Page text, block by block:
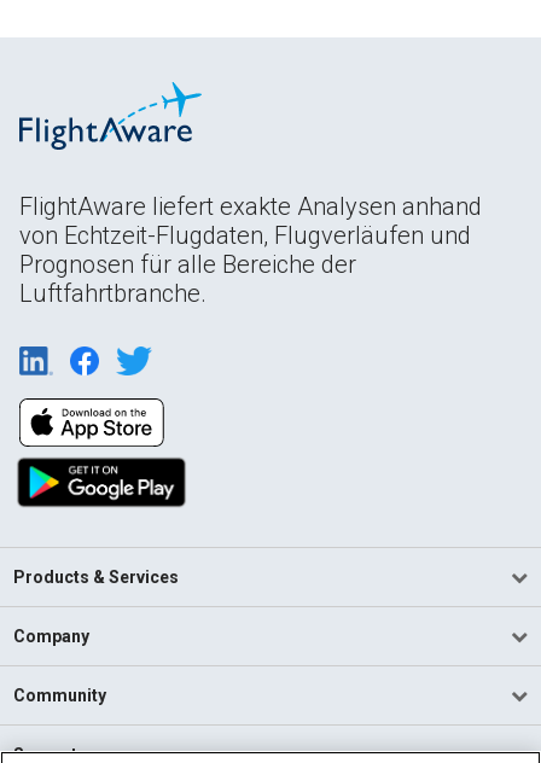
FlightAware liefert exakte Analysen anhand
von Echtzeit-Flugdaten, Flugverläufen und
Prognosen für alle Bereiche der
Luftfahrtbranche.
Products & Services
Company
Community
Support